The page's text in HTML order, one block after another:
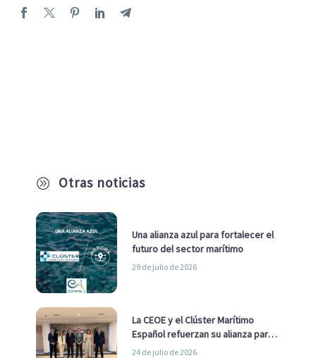
A Otras noticias
Una alianza azul para fortalecer el
futuro del sector marítimo
29 de julio de 2026
La CEOE y el Clúster Marítimo
Español refuerzan su alianza para
impulsar una estrategia Nacional
24 de julio de 2026